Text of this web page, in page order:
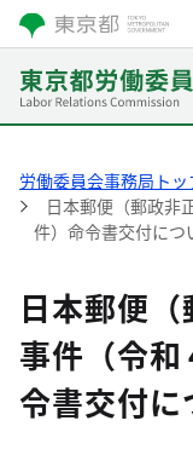
労働委員会事務局トッ
日本郵便（郵政非
件）命令書交付につ
日本郵便（
事件（令
令書交付に